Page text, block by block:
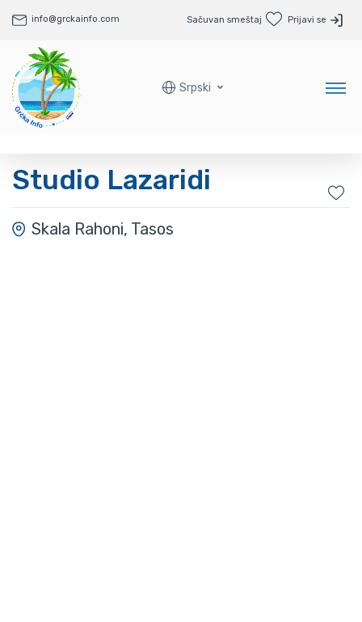
info@grckainfo.com Sačuvan smeštaj Prijavi se
Srpski
Studio Lazaridi
Skala Rahoni, Tasos